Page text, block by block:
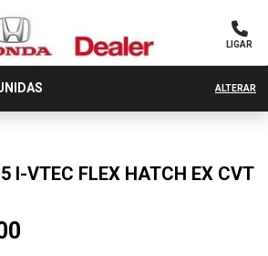
LIGAR
ALTERAR
I-VTEC FLEX HATCH EX CVT